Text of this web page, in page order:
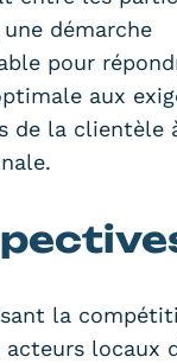
démarche
pour
aux
de la clientèle
la
locaux